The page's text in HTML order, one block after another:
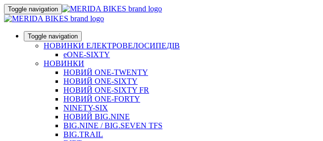
Toggle navigation
Toggle navigation
НОВИНКИ ЕЛЕКТРОВЕЛОСИПЕДІВ
eONE-SIXTY
НОВИНКИ
НОВИЙ ONE-TWENTY
НОВИЙ ONE-SIXTY
НОВИЙ ONE-SIXTY FR
НОВИЙ ONE-FORTY
NINETY-SIX
НОВИЙ BIG.NINE
BIG.NINE / BIG.SEVEN TFS
BIG.TRAIL